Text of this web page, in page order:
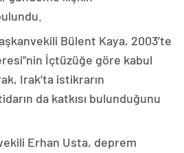
Bülent Kaya, 2003’te
İçtüzüğe göre kabul
Irak’ta istikrarın
da katkısı bulunduğunu
Erhan Usta, deprem